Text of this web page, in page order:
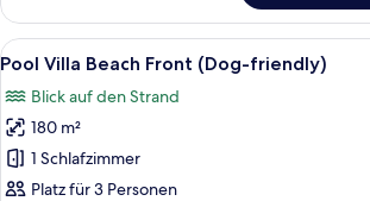
Villa
Garden
View
friendly)
Alle
Fotos
für
Pool
Villa
Beach
Ein
15
Pool Villa Beach Front (Dog-friendly)
Blick auf den Strand
180 m²
1 Schlafzimmer
Platz für 3 Personen